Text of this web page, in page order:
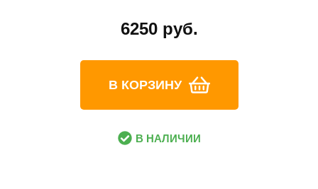
6250 руб.
В КОРЗИНУ
В НАЛИЧИИ